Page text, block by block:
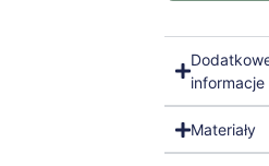
informacje
Materiały